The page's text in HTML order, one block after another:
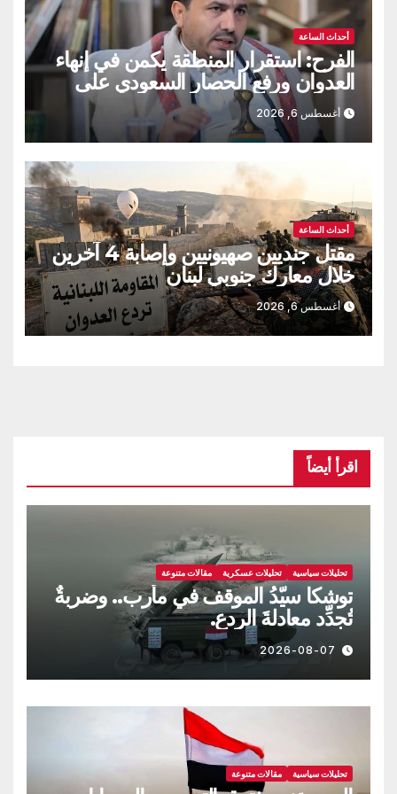
أحداث الساعة
الفرح: استقرار المنطقة يكمن في إنهاء
العدوان ورفع الحصار السعودي على
اليمن
أغسطس 6, 2026
أحداث الساعة
مقتل جنديين صهيونيين وإصابة 4 آخرين
خلال معارك جنوبي لبنان
أغسطس 6, 2026
اقرأ أيضاً
تحليلات سياسية تحليلات عسكرية مقالات متنوعة
توشكا سيّدُ الموقف في مأرب.. وضربةٌ
تُجدِّد معادلةَ الردع.
2026-08-07
تحليلات سياسية مقالات متنوعة